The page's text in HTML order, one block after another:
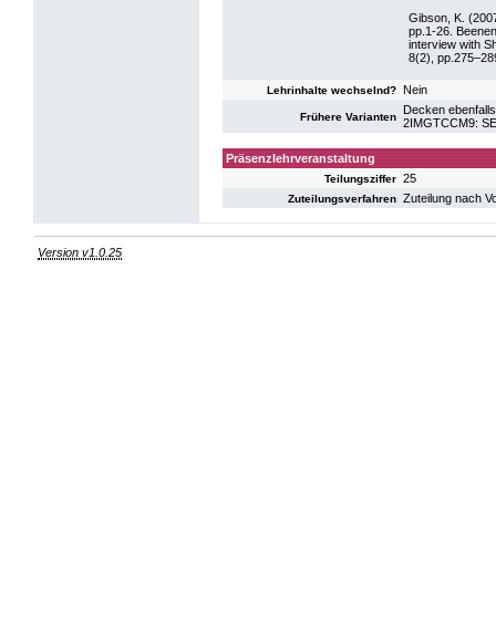
Gibson, K.
pp.1-26.
interview with
8(2),
Lehrinhalte wechselnd? Nein
Frühere Varianten
Decken
2IMGTCCM9:
Präsenzlehrveranstaltung
Teilungsziffer 25
Zuteilungsverfahren Zuteilung nach
Version v1.0.25